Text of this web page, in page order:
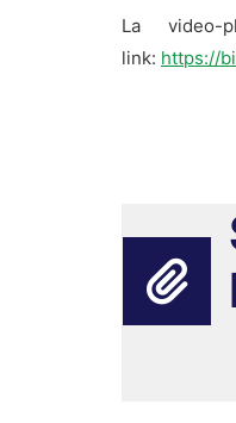
La
link: https://